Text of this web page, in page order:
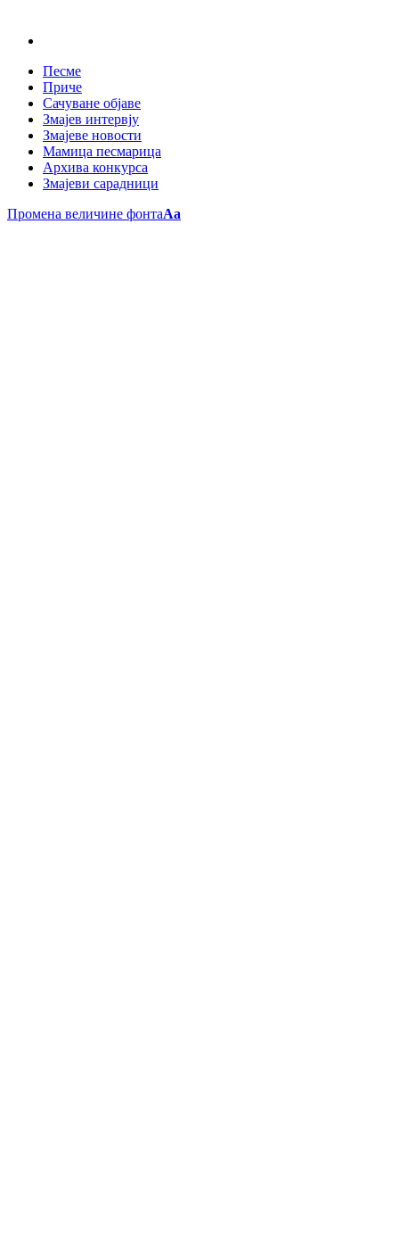
Песме
Приче
Сачуване објаве
Змајев интервју
Змајеве новости
Мамица песмарица
Архива конкурса
Змајеви сарадници
Промена величине фонтаAa